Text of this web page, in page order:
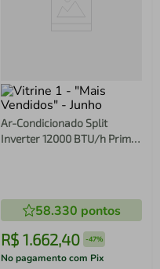
Ar-Condicionado Split
Inverter 12000 BTU/h Prime
58.330 pontos
R$ 1.662,40 -47%
No pagamento com Pix